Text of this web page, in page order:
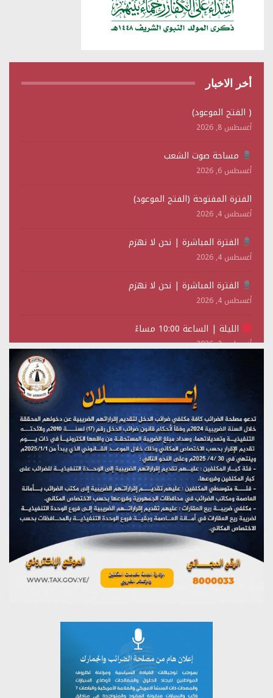
أخر الاخبار
( الفتح الموعود)
أغسطس 8, 2026
مساحة صوت الشعب
أغسطس 6, 2026
الفترة المفتوحة (الفتح الموعود)
أغسطس 4, 2026
الفترة المباشرة | نحن لا نهزم
أغسطس 4, 2026
الفترة المباشرة | نحن لا نهزم
أغسطس 4, 2026
الليلة | الساعة 10:00 مساءً
أغسطس 2, 2026
تستمعون لبرنامج (حدث في مثل هذا اليوم)
(نحن لا نهزم) بث مباشر
يوليو 28, 2026
تستمعون لبرنامج (هندسة الوهم)
يوليو 28, 2026
مؤتمر صحفي لمركز عين الإنسانية حول جرائم تحالف العدوان
على اليمن
يوليو 27, 2026